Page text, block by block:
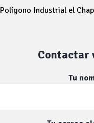
Polígono Industrial el
Contactar
Tu